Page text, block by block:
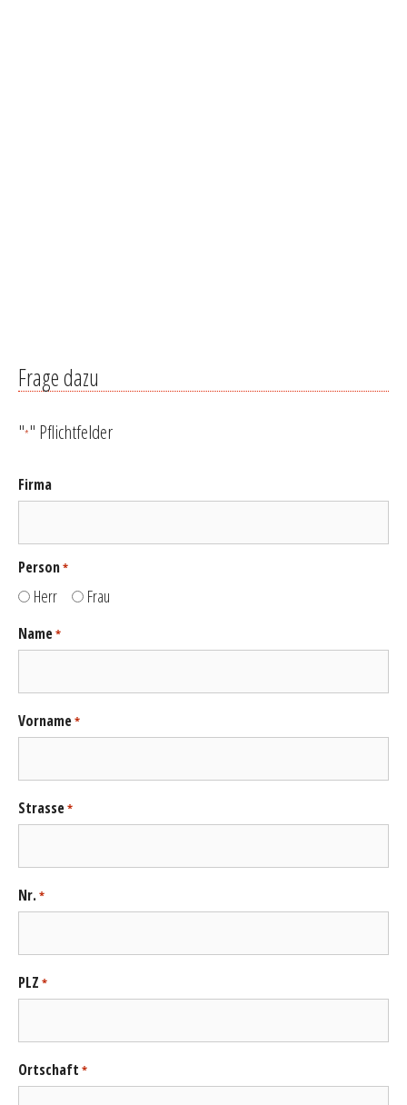
Frage dazu
"*" Pflichtfelder
Firma
Person*
Herr Frau
Name*
Vorname*
Strasse*
Nr. *
PLZ *
Ortschaft *